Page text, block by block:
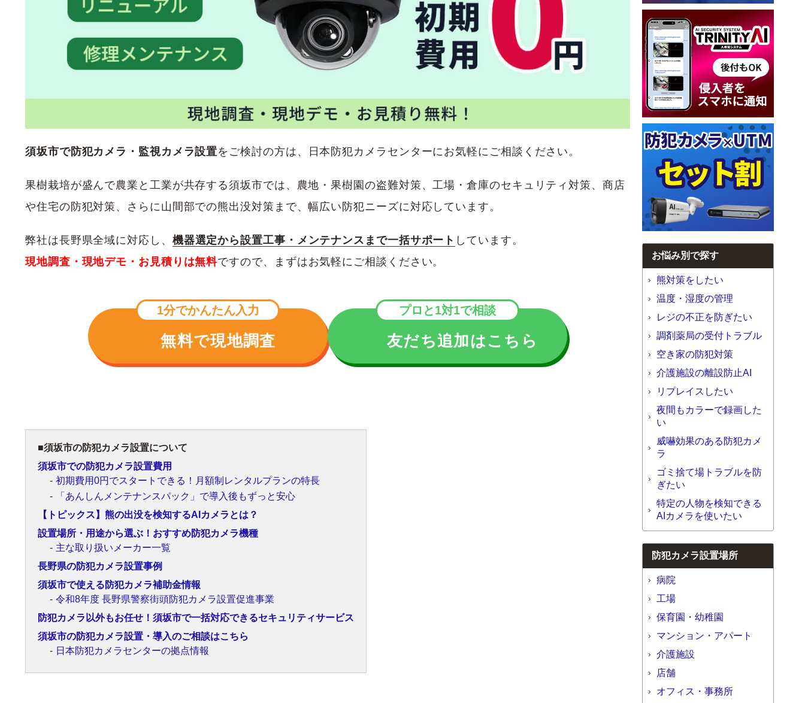
須坂市で防犯カメラ・監視カメラ設置をご検討の方は、日本防犯カメラセンターにお気軽にご相談ください。
果樹栽培が盛んで農業と工業が共存する須坂市では、農地・果樹園の盗難対策、工場・倉庫のセキュリティ対策、商店
や住宅の防犯対策、さらに山間部での熊出没対策まで、幅広い防犯ニーズに対応しています。
弊社は長野県全域に対応し、 機器選定から設置工事・メンテナンスまで一括サポート しています。
現地調査・現地デモ・お見積りは無料ですので、まずはお気軽にご相談ください。
1分でかんたん入力
無料で現地調査
プロと1対1で相談
友だち追加はこちら
須坂市の防犯カメラ設置について
須坂市での防犯カメラ設置費用
初期費用0円でスタートできる！月額制レンタルプランの特長
「あんしんメンテナンスパック」で導入後もずっと安心
【トピックス】熊の出没を検知するAIカメラとは？
設置場所・用途から選ぶ！おすすめ防犯カメラ機種
主な取り扱いメーカー一覧
長野県の防犯カメラ設置事例
須坂市で使える防犯カメラ補助金情報
令和8年度 長野県警察街頭防犯カメラ設置促進事業
防犯カメラ以外もお任せ！須坂市で一括対応できるセキュリティサービス
須坂市の防犯カメラ設置・導入のご相談はこちら
日本防犯カメラセンターの拠点情報
お悩み別で探す
熊対策をしたい
温度・湿度の管理
レジの不正を防ぎたい
調剤薬局の受付トラブル
空き家の防犯対策
介護施設の離設防止AI
リプレイスしたい
夜間もカラーで録画した
い
威嚇効果のある防犯カメ
ラ
ゴミ捨て場トラブルを防
ぎたい
特定の人物を検知できる
AIカメラを使いたい
防犯カメラ設置場所
病院
工場
保育園・幼稚園
マンション・アパート
介護施設
店舗
オフィス・事務所